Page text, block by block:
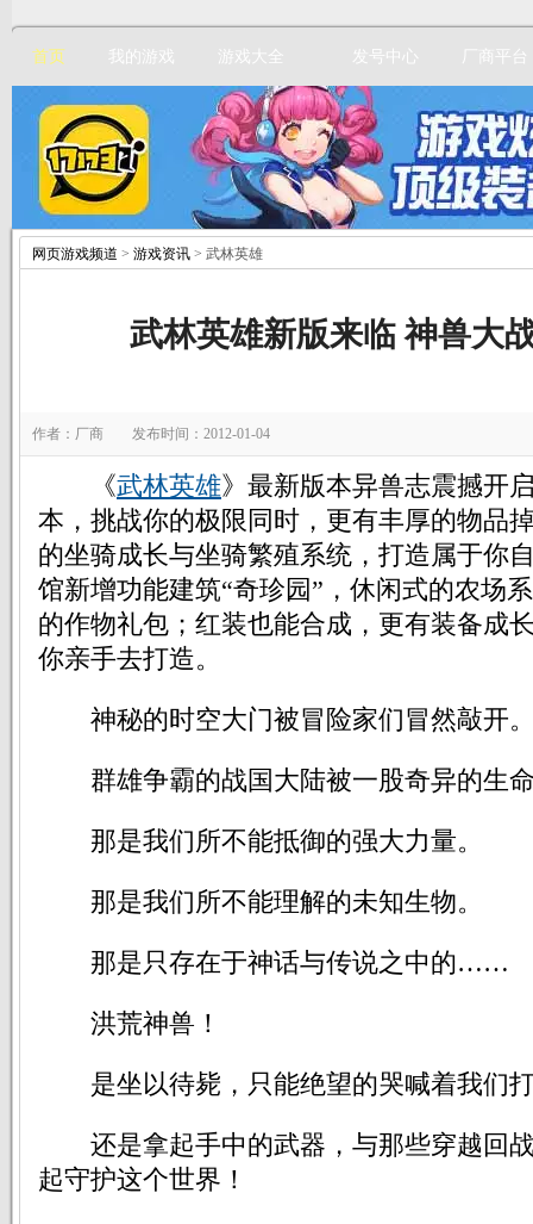
首页 我的游戏 游戏大全 发号中心 厂商平台
网页游戏频道 > 游戏资讯 > 武林英雄
武林英雄新版来临 神兽大
作者：厂商 发布时间：2012-01-04
《武林英雄》最新版本异兽志震撼开
本，挑战你的极限同时，更有丰厚的物品
的坐骑成长与坐骑繁殖系统，打造属于你
馆新增功能建筑“奇珍园”，休闲式的农场
的作物礼包；红装也能合成，更有装备成
你亲手去打造。
神秘的时空大门被冒险家们冒然敲开
群雄争霸的战国大陆被一股奇异的生
那是我们所不能抵御的强大力量。
那是我们所不能理解的未知生物。
那是只存在于神话与传说之中的……
洪荒神兽！
是坐以待毙，只能绝望的哭喊着我们
还是拿起手中的武器，与那些穿越回
起守护这个世界！
立即注册